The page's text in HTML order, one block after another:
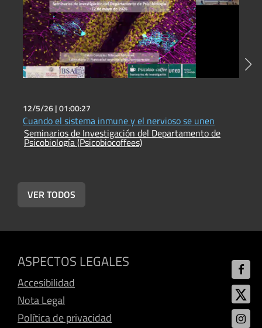
12/5/26 |01:00:27
Cuando el sistema inmune y el nervioso se unen
Seminarios de Investigación del Departamento de
Psicobiología (Psicobiocoffees)
VER TODOS
ASPECTOS LEGALES
Accesibilidad
Nota Legal
Política de privacidad